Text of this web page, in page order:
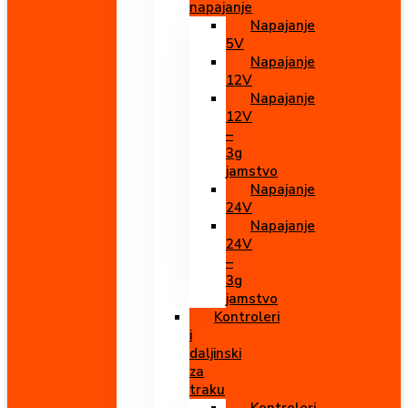
napajanje
Napajanje
5V
Napajanje
12V
Napajanje
12V
–
3g
jamstvo
Napajanje
24V
Napajanje
24V
–
3g
jamstvo
Kontroleri
i
daljinski
za
traku